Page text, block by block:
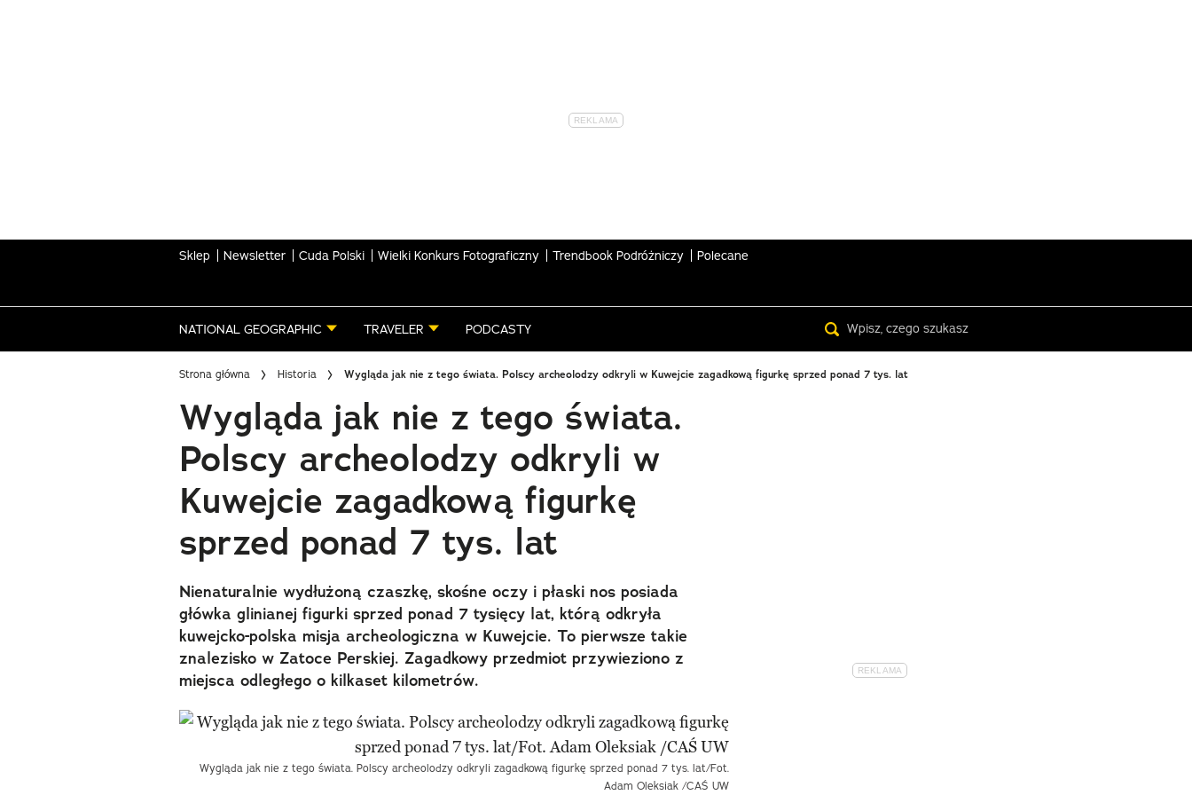
Sklep Newsletter Cuda Polski Wielki Konkurs Fotograficzny Trendbook Podróżniczy Polecane
NATIONAL GEOGRAPHIC TRAVELER PODCASTY
Strona główna Historia Wygląda jak nie z tego świata. Polscy archeolodzy odkryli w Kuwejcie zagadkową figurkę sprzed ponad 7 tys. lat
Wygląda jak nie z tego świata.
Polscy archeolodzy odkryli w
Kuwejcie zagadkową figurkę
sprzed ponad 7 tys. lat
Nienaturalnie wydłużoną czaszkę, skośne oczy i płaski nos posiada
główka glinianej figurki sprzed ponad 7 tysięcy lat, którą odkryła
kuwejcko-polska misja archeologiczna w Kuwejcie. To pierwsze takie
znalezisko w Zatoce Perskiej. Zagadkowy przedmiot przywieziono z
miejsca odległego o kilkaset kilometrów.
Wygląda jak nie z tego świata. Polscy archeolodzy odkryli zagadkową figurkę sprzed ponad 7 tys. lat/Fot.
Adam Oleksiak /CAŚ UW